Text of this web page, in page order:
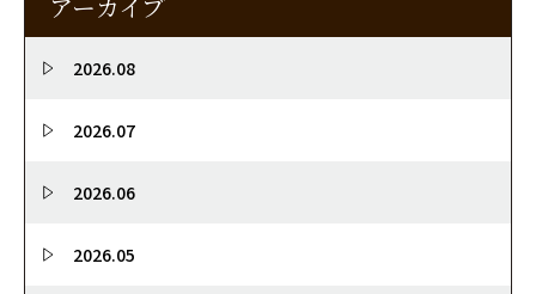
2026.08
2026.07
2026.06
2026.05